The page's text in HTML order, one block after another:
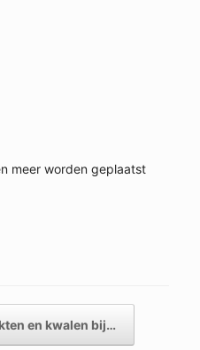
meer worden geplaatst
en kwalen bij…